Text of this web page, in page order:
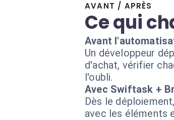
AVANT / APRÈS
Ce qui
Avant
Un développeur
d'achat, vérifier
l'oubli.
Avec Swiftask +
Dès le
avec les éléments